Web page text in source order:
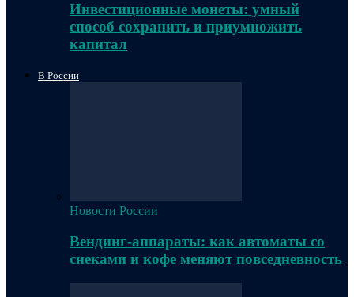
Инвестиционные монеты: умный
способ сохранить и приумножить
капитал
В России
Новости России
Вендинг-аппараты: как автоматы со
снеками и кофе меняют повседневность